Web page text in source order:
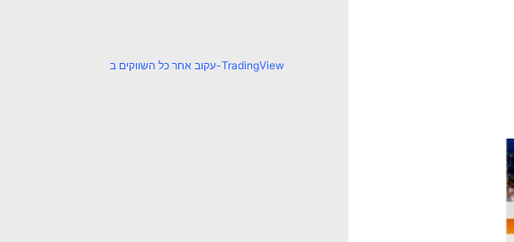
עקוב אחר כל השווקים ב-TradingView